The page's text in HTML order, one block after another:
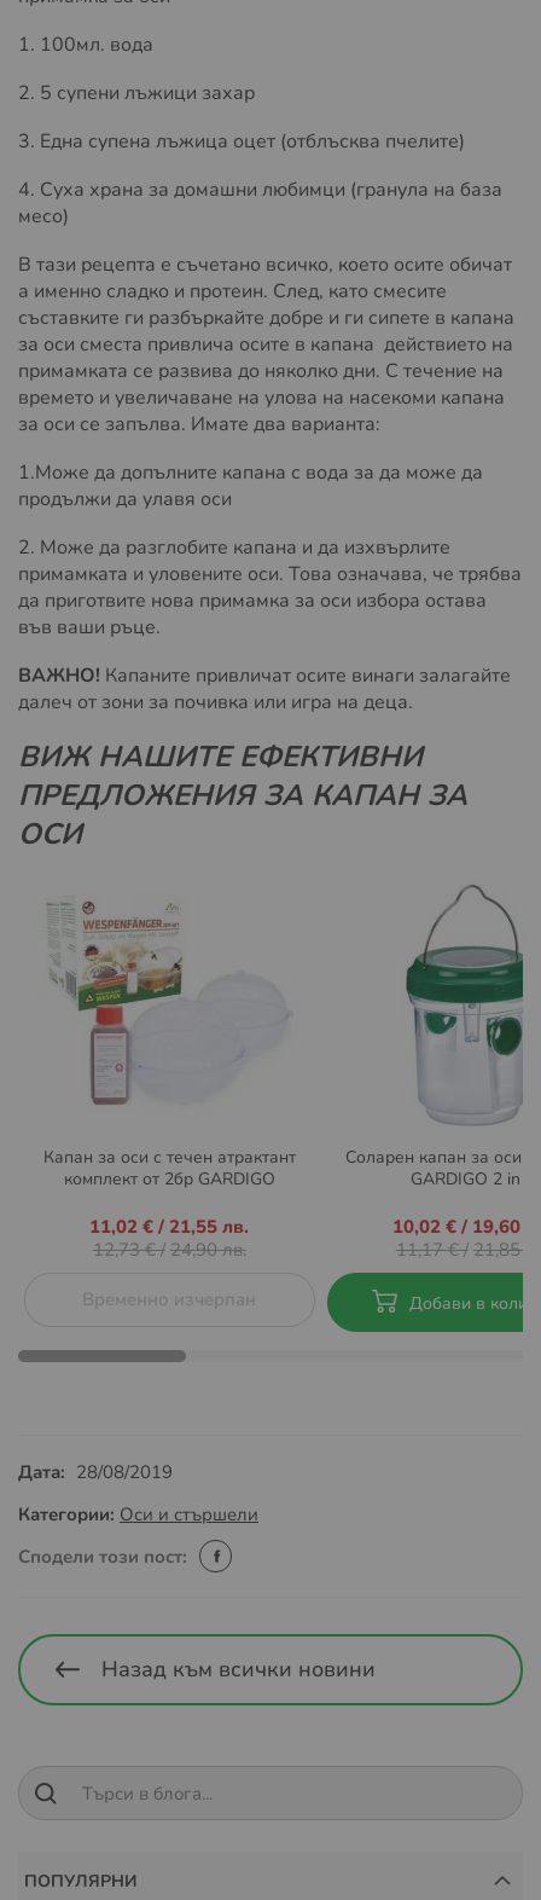
1. 100мл. вода
2. 5 супени лъжици захар
3. Една супена лъжица оцет (отблъсква пчелите)
4. Суха храна за домашни любимци (гранула на база
месо)
В тази рецепта е съчетано всичко, което осите обичат
а именно сладко и протеин. След, като смесите
съставките ги разбъркайте добре и ги сипете в капана
за оси сместа привлича осите в капана действието на
примамката се развива до няколко дни. С течение на
времето и увеличаване на улова на насекоми капана
за оси се запълва. Имате два варианта:
1.Може да допълните капана с вода за да може да
продължи да улавя оси
2. Може да разглобите капана и да изхвърлите
примамката и уловените оси. Това означава, че трябва
да приготвите нова примамка за оси избора остава
във ваши ръце.
ВАЖНО! Капаните привличат осите винаги залагайте
далеч от зони за почивка или игра на деца.
ВИЖ НАШИТЕ ЕФЕКТИВНИ
ПРЕДЛОЖЕНИЯ ЗА КАПАН ЗА
ОСИ
Капан за оси с течен атрактант
комплект от 2бр GARDIGO
Промо
цена
11,02 € / 21,55 лв.
12,73 €/ 24,90 лв.
Временно изчерпан
Соларен капан за оси
GARDIGO 2 in 1
Промо
цена
10,02 € / 19,60
11,17 €/ 21,85
Добави в
Дата: 28/08/2019
Категории: Оси и стършели
Сподели този пост:
Назад към всички новини
ПОПУЛЯРНИ